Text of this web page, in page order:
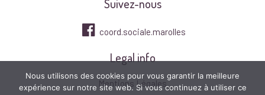
Suivez-nous
coord.sociale.marolles
Legal info
Mentions Légales
Nous utilisons des cookies pour vous garantir la meilleure
expérience sur notre site web. Si vous continuez à utiliser ce